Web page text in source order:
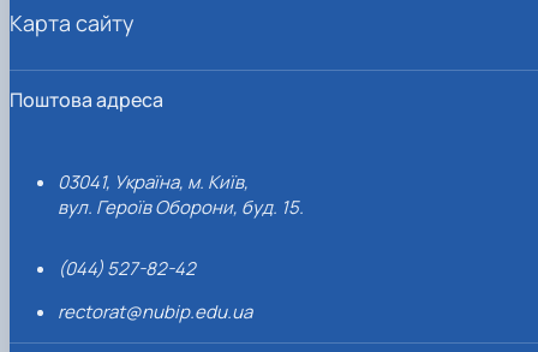
Поштова адреса
03041, Україна, м. Київ,
вул. Героїв Оборони, буд. 15.
(044) 527-82-42
rectorat@nubip.edu.ua
Карта сайту